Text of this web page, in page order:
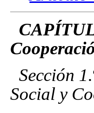
Sección
Social y